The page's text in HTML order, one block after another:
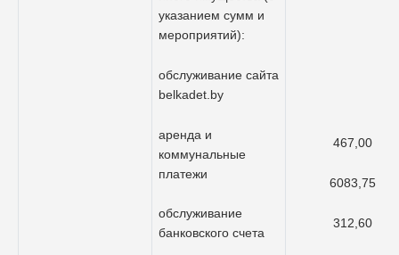
указанием сумм и
мероприятий):
обслуживание сайта
belkadet.by
аренда и
коммунальные
платежи
обслуживание
банковского счета
467,00
6083,75
312,60